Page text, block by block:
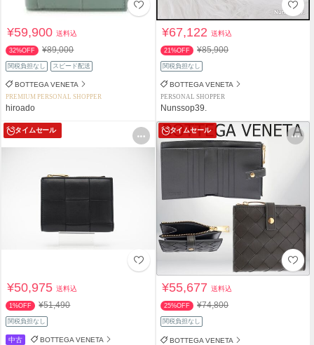
¥59,900送料込
32%OFF ¥89,000
関税負担なし スピード配送
BOTTEGA VENETA
PREMIUM PERSONAL SHOPPER
hiroado
¥67,122送料込
21%OFF ¥85,900
関税負担なし
BOTTEGA VENETA
PERSONAL SHOPPER
Nunssop39.
タイムセール
¥50,975送料込
1%OFF ¥51,490
関税負担なし
中古 BOTTEGA VENETA
タイムセール
¥55,677送料込
25%OFF ¥74,800
関税負担なし
BOTTEGA VENETA